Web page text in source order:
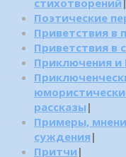
стихотворений |
Поэтические
Приветствия в
Приветствия в
Приключения и
рассказы |
Примеры,
суждения |
Притчи |